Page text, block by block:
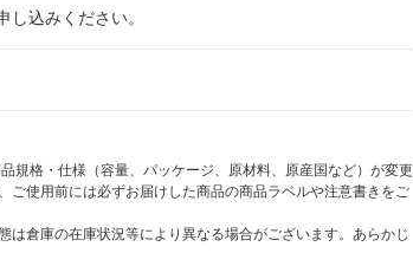
込みください。
規格・仕様（容量、パッケージ、原材料、原産国など）が変更
ご使用前には必ずお届けした商品の商品ラベルや注意書きをご
倉庫の在庫状況等により異なる場合がございます。あらかじ